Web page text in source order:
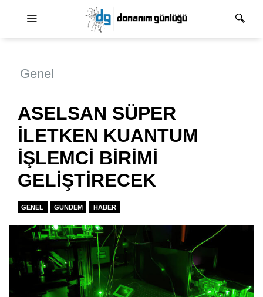
Genel
ASELSAN SÜPER
İLETKEN KUANTUM
İŞLEMCİ BİRİMİ
GELİŞTİRECEK
GENEL GUNDEM HABER